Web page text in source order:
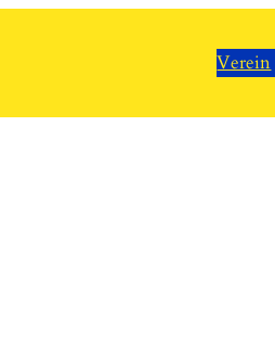
Verein